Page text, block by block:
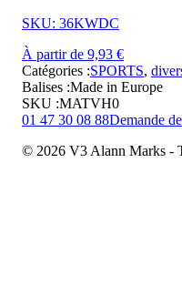
SKU: 36KWDC
À partir de 9,93 €
Catégories :SPORTS,
Balises :Made in Europe
SKU :MATVH0
01 47 30 08 88Demande
© 2026 V3 Alann Marks -